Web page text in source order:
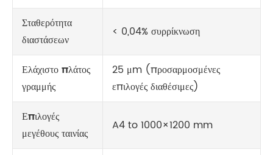
Σταθερότητα
διαστάσεων
< 0,04% συρρίκνωση
Ελάχιστο πλάτος
γραμμής
25 μm (προσαρμοσμένες
επιλογές διαθέσιμες)
Επιλογές
μεγέθους ταινίας
A4 to 1000×1200 mm